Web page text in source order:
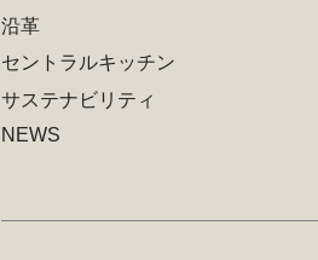
沿革
セントラルキッチン
サステナビリティ
NEWS